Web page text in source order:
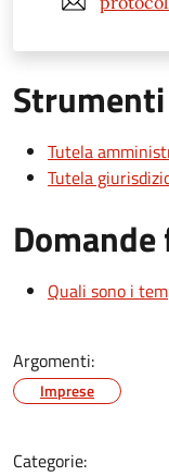
Tutela
Tutela
Quali sono i
Argomenti:
Imprese
Categorie: